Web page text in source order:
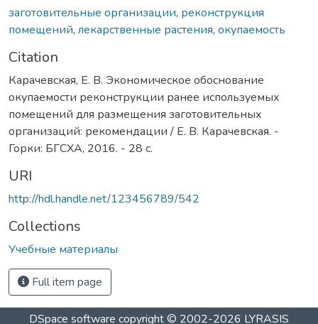
заготовительные организации, реконструкция
помещений, лекарственные растения, окупаемость
Citation
Карачевская, Е. В. Экономическое обоснование
окупаемости реконструкции ранее используемых
помещений для размещения заготовительных
организаций: рекомендации / Е. В. Карачевская. -
Горки: БГСХА, 2016. - 28 с.
URI
http://hdl.handle.net/123456789/542
Collections
Учебные материалы
Full item page
DSpace software copyright © 2002-2026 LYRASIS